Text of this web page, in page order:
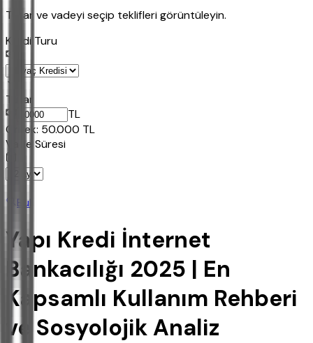
Tutar ve vadeyi seçip teklifleri görüntüleyin.
Kredi Turu
Tutar
TL
Ornek: 50.000 TL
Vade Süresi
Bul
Yapı Kredi İnternet
Bankacılığı 2025 | En
Kapsamlı Kullanım Rehberi
ve Sosyolojik Analiz